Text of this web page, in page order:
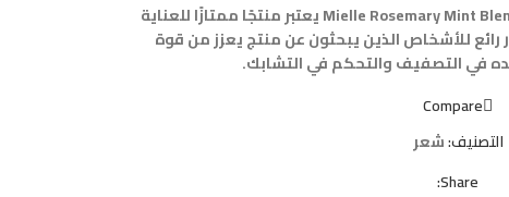
Mielle Rosemary Mint Blend Strengthening Leave-In Conditioner يعتبر منتجًا ممتازًا للعناية
رائع للأشخاص الذين يبحثون عن منتج يعزز من قوة
في التصفيف والتحكم في التشابك.
Compare
التصنيف:شعر
Share: